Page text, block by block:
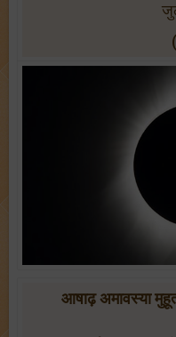
आषाढ़ अमावस्या